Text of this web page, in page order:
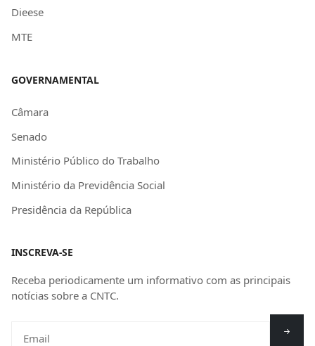
Dieese
MTE
GOVERNAMENTAL
Câmara
Senado
Ministério Público do Trabalho
Ministério da Previdência Social
Presidência da República
INSCREVA-SE
Receba periodicamente um informativo com as principais
notícias sobre a CNTC.